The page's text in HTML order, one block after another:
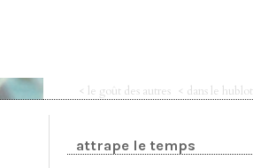
< le goût des autres < dans le hublot
attrape le temps